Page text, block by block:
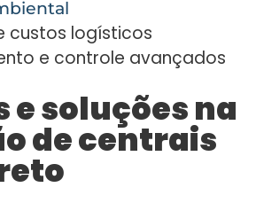
custos logísticos
e controle avançados
e soluções na
de centrais